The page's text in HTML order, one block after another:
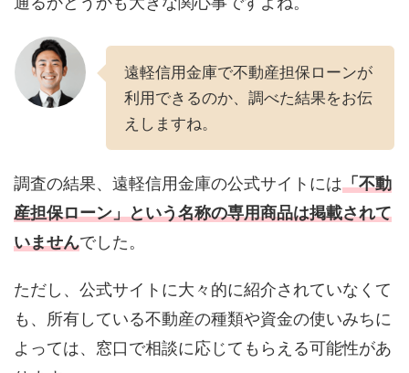
遠軽信用金庫で不動産担保ローンが
利用できるのか、調べた結果をお伝
えしますね。
調査の結果、遠軽信用金庫の公式サイトには「不動
産担保ローン」という名称の専用商品は掲載されて
いませんでした。
ただし、公式サイトに大々的に紹介されていなくて
も、所有している不動産の種類や資金の使いみちに
よっては、窓口で相談に応じてもらえる可能性があ